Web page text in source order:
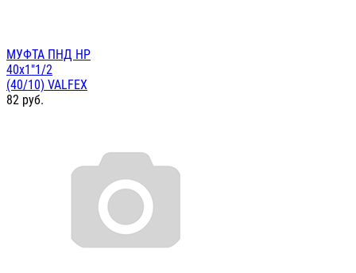
МУФТА ПНД НР
40х1"1/2
(40/10) VALFEX
82 руб.